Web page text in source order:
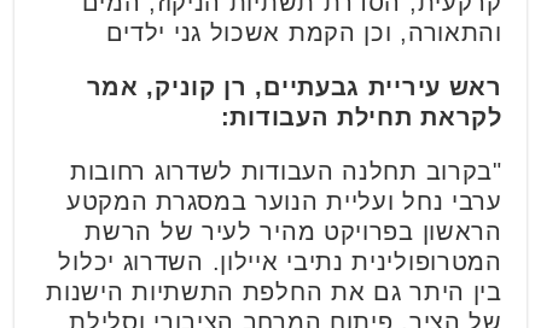
והתאורה, וכן הקמת אשכול גני ילדים
ראש עיריית גבעתיים, רן קוניק, אמר
לקראת תחילת העבודות:
"בקרוב תחלנה העבודות לשדרוג רחובות
ערבי נחל ועליית הנוער במסגרת המקטע
הראשון בפרויקט מהיר לעיר של הרשת
המטרופולינית נתיבי איילון. השדרוג יכלול
בין היתר גם את החלפת התשתיות הישנות
של הציר, פיתוח המרחב הציבורי וסלילת